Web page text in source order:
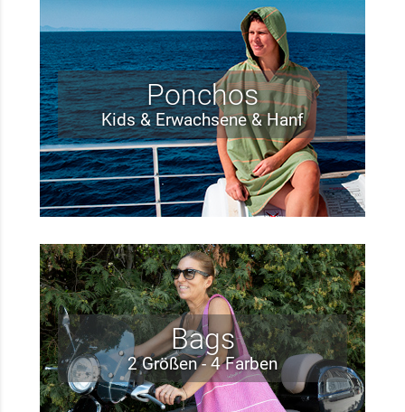
Ponchos
Kids & Erwachsene & Hanf
Bags
2 Größen - 4 Farben